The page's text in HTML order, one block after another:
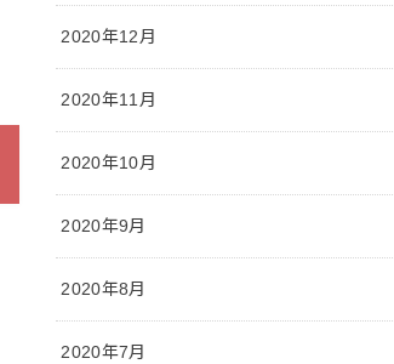
2020年12月
2020年11月
2020年10月
2020年9月
2020年8月
2020年7月